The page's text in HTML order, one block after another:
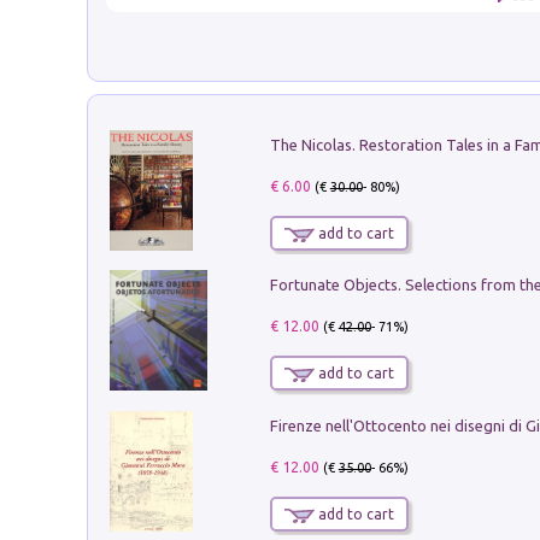
€ 6.00 (€30.00- 80%)
add to cart
€ 12.00 (€42.00- 71%)
add to cart
€ 12.00 (€35.00- 66%)
add to cart